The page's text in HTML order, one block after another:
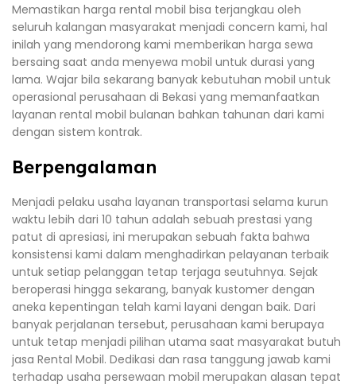
Memastikan harga rental mobil bisa terjangkau oleh
seluruh kalangan masyarakat menjadi concern kami, hal
inilah yang mendorong kami memberikan harga sewa
bersaing saat anda menyewa mobil untuk durasi yang
lama. Wajar bila sekarang banyak kebutuhan mobil untuk
operasional perusahaan di Bekasi yang memanfaatkan
layanan rental mobil bulanan bahkan tahunan dari kami
dengan sistem kontrak.
Berpengalaman
Menjadi pelaku usaha layanan transportasi selama kurun
waktu lebih dari 10 tahun adalah sebuah prestasi yang
patut di apresiasi, ini merupakan sebuah fakta bahwa
konsistensi kami dalam menghadirkan pelayanan terbaik
untuk setiap pelanggan tetap terjaga seutuhnya. Sejak
beroperasi hingga sekarang, banyak kustomer dengan
aneka kepentingan telah kami layani dengan baik. Dari
banyak perjalanan tersebut, perusahaan kami berupaya
untuk tetap menjadi pilihan utama saat masyarakat butuh
jasa Rental Mobil. Dedikasi dan rasa tanggung jawab kami
terhadap usaha persewaan mobil merupakan alasan tepat